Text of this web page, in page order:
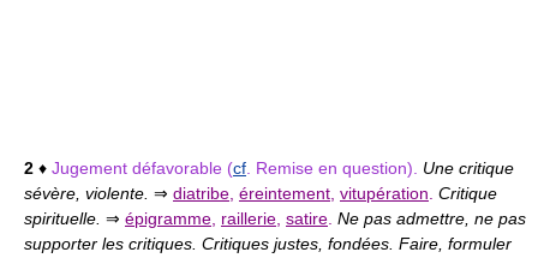
2 ♦ Jugement défavorable (cf . Remise en question). Une critique
sévère, violente. ⇒ diatribe éreintement vitupération Critique
spirituelle. ⇒ épigramme raillerie satire Ne pas admettre, ne pas
supporter les critiques. Critiques justes, fondées. Faire, formuler